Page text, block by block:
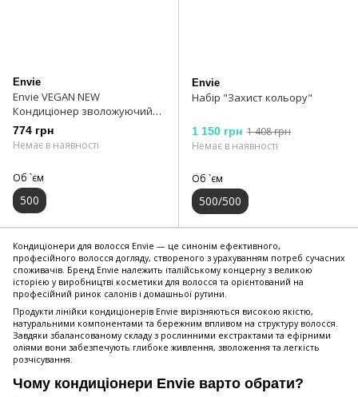
Envie
Envie VEGAN NEW
Кондиціонер зволожуючий
500 мл
774 грн
Немає в наявності
Об `єм
500
Envie
Набір "Захист кольору"
1 150 грн 1 408 грн
Немає в наявності
Об `єм
500/500
Кондиціонери для волосся Envie — це синонім ефективного,
професійного волосся догляду, створеного з урахуванням потреб сучасних
споживачів. Бренд Envie належить італійському концерну з великою
історією у виробництві косметики для волосся та орієнтований на
професійний ринок салонів і домашньої рутини.
Продукти лінійки кондиціонерів Envie вирізняються високою якістю,
натуральними компонентами та бережним впливом на структуру волосся.
Завдяки збалансованому складу з рослинними екстрактами та ефірними
оліями вони забезпечують глибоке живлення, зволоження та легкість
розчісування.
Чому кондиціонери Envie варто обрати?